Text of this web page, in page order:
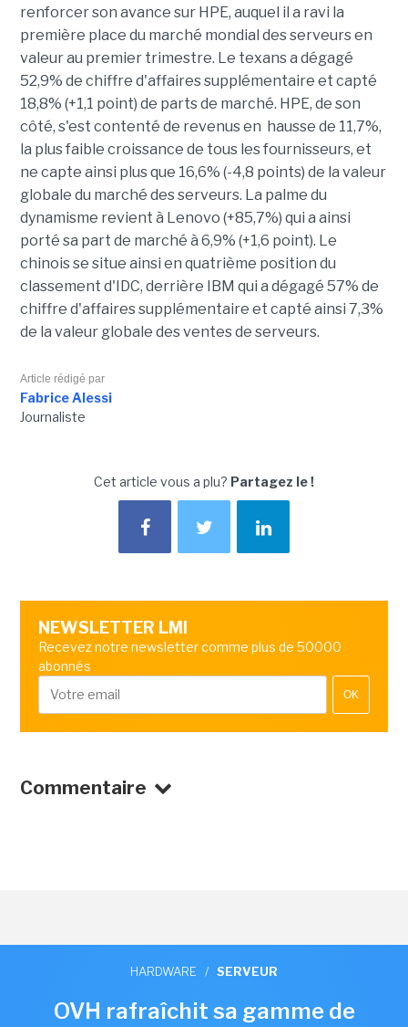
renforcer son avance sur HPE, auquel il a ravi la
première place du marché mondial des serveurs en
valeur au premier trimestre. Le texans a dégagé
52,9% de chiffre d'affaires supplémentaire et capté
18,8% (+1,1 point) de parts de marché. HPE, de son
côté, s'est contenté de revenus en hausse de 11,7%,
la plus faible croissance de tous les fournisseurs, et
ne capte ainsi plus que 16,6% (-4,8 points) de la valeur
globale du marché des serveurs. La palme du
dynamisme revient à Lenovo (+85,7%) qui a ainsi
porté sa part de marché à 6,9% (+1,6 point). Le
chinois se situe ainsi en quatrième position du
classement d'IDC, derrière IBM qui a dégagé 57% de
chiffre d'affaires supplémentaire et capté ainsi 7,3%
de la valeur globale des ventes de serveurs.
Article rédigé par
Fabrice Alessi
Journaliste
Cet article vous a plu? Partagez le !
NEWSLETTER LMI
Recevez notre newsletter comme plus de 50000
abonnés
OK
Commentaire
HARDWARE / SERVEUR
OVH rafraîchit sa gamme de